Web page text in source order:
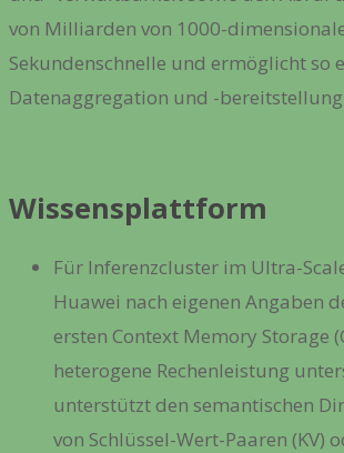
von Milliarden von 1000-
Sekundenschnelle und ermöglicht so
Datenaggregation und -
Wissensplattform
Für Inferenzcluster im Ultra-
Huawei nach eigenen Angaben
ersten Context Memory Storage
heterogene Rechenleistung
unterstützt den semantischen
von Schlüssel-Wert-Paaren (KV)